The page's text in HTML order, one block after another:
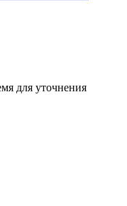
для уточнения